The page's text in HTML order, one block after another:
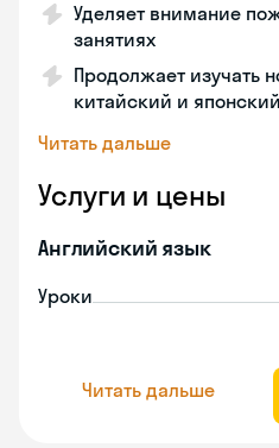
Уделяет внимание
занятиях
Продолжает изучать
китайский и японский
Читать дальше
Услуги и цены
Английский язык
Уроки
Читать дальше